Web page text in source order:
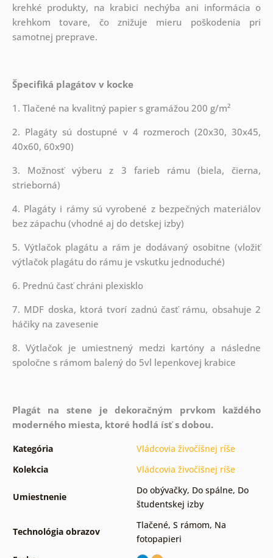
krehké produkty, na krabici nechýba ani informácia o
krehkom tovare, čo znižuje mieru poškodenia pri
samotnej preprave.
Špecifiká plagátov v kocke
1. Tlačené na kvalitný papier s gramážou 200 g/m²
2. Plagáty sú dostupné v 4 rozmeroch (20x30, 30x45,
40x60, 60x90)
3. Možnosť výberu z 3 farieb rámu (biela, čierna,
strieborná)
4. Plagáty i rámy sú vyrobené z bezpečných materiálov
bez zápachu (vhodné aj do detskej izby)
5. Výtlačok plagátu a rám je dodávaný osobitne (vložiť
výtlačok plagátu do rámu je vskutku jednoduché)
6. Prednú časť chráni plexisklo
7. MDF doska, ktorá tvorí zadnú časť rámu, obsahuje 2
háčiky na zavesenie
8. Výtlačok je umiestnený medzi kartóny a následne
spoločne s rámom balený do 5vl lepenkovej krabice
Plagát na stene je dekoračným prvkom každého
moderného miesta, ktoré hodlá ísť s dobou.
Kategória
Vládcovia živočíšnej ríše
Kolekcia
Vládcovia živočíšnej ríše
Umiestnenie
Do obývačky, Do spálne, Do
študentskej izby
Technológia obrazov
Tlačené, S rámom, Na
fotopapieri